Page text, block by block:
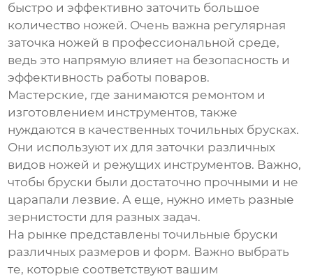
быстро и эффективно заточить большое
количество ножей. Очень важна регулярная
заточка ножей в профессиональной среде,
ведь это напрямую влияет на безопасность и
эффективность работы поваров.
Мастерские, где занимаются ремонтом и
изготовлением инструментов, также
нуждаются в качественныхточильных брусках.
Они используют их для заточки различных
видов ножей и режущих инструментов. Важно,
чтобы бруски были достаточно прочными и не
царапали лезвие. А еще, нужно иметь разные
зернистости для разных задач.
На рынке представленыточильные бруски
различных размеров и форм. Важно выбрать
те, которые соответствуют вашим